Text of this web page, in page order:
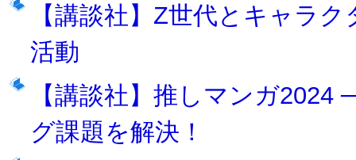
【講談社】Z世代とキャラ
活動
【講談社】推しマンガ
グ課題を解決！